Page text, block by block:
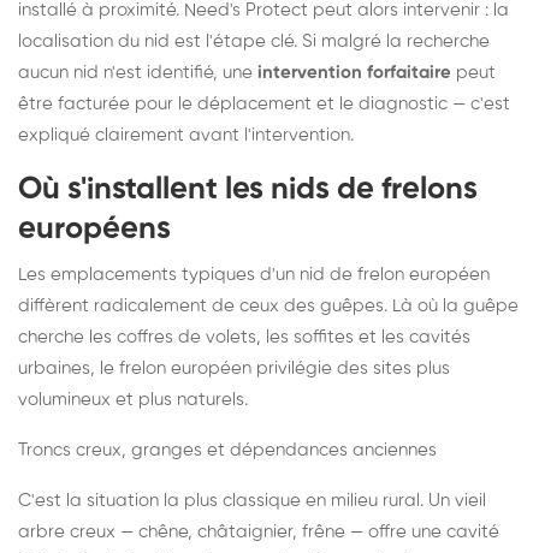
installé à proximité. Need's Protect peut alors intervenir : la
localisation du nid est l'étape clé. Si malgré la recherche
aucun nid n'est identifié, une intervention forfaitaire peut
être facturée pour le déplacement et le diagnostic — c'est
expliqué clairement avant l'intervention.
Où s'installent les nids de frelons
européens
Les emplacements typiques d'un nid de frelon européen
diffèrent radicalement de ceux des guêpes. Là où la guêpe
cherche les coffres de volets, les soffites et les cavités
urbaines, le frelon européen privilégie des sites plus
volumineux et plus naturels.
Troncs creux, granges et dépendances anciennes
C'est la situation la plus classique en milieu rural. Un vieil
arbre creux — chêne, châtaignier, frêne — offre une cavité